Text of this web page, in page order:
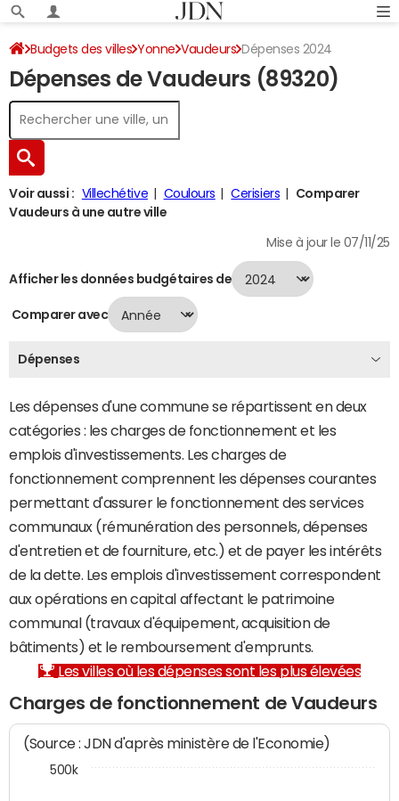
Budgets des villes Yonne Vaudeurs Dépenses 2024
Dépenses de Vaudeurs (89320)
Voir aussi : Villechétive Coulours Cerisiers
Comparer
Vaudeurs à une autre ville
Mise à jour le 07/11/25
Afficher les données budgétaires de
Comparer avec
Dépenses
Les dépenses d'une commune se répartissent en deux
catégories : les charges de fonctionnement et les
emplois d'investissements. Les charges de
fonctionnement comprennent les dépenses courantes
permettant d'assurer le fonctionnement des services
communaux (rémunération des personnels, dépenses
d'entretien et de fourniture, etc.) et de payer les intérêts
de la dette. Les emplois d'investissement correspondent
aux opérations en capital affectant le patrimoine
communal (travaux d'équipement, acquisition de
bâtiments) et le remboursement d'emprunts.
Les villes où les dépenses sont les plus élevées
Charges de fonctionnement de Vaudeurs
(Source : JDN d'après ministère de l'Economie)
500k